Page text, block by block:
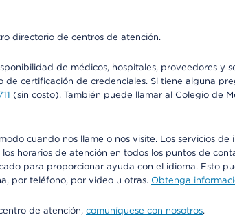
directorio de centros de atención.
de médicos, hospitales, proveedores y
certificación de credenciales. Si tiene alguna
(sin costo). También puede llamar al Colegio de
cuando nos llame o nos visite. Los servicios
horarios de atención en todos los puntos de
para proporcionar ayuda con el idioma. Esto
por teléfono, por video u otras. Obtenga
de atención, comuníquese con nosotros.